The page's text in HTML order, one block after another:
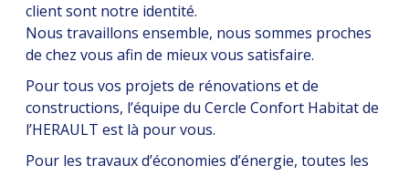
client sont notre identité.
Nous travaillons ensemble, nous sommes proches
de chez vous afin de mieux vous satisfaire.
Pour tous vos projets de rénovations et de
constructions, l’équipe du Cercle Confort Habitat de
l’HERAULT est là pour vous.
Pour les travaux d’économies d’énergie, toutes les